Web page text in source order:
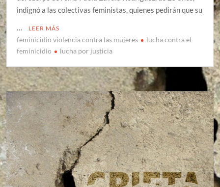
indignó a las colectivas feministas, quienes pedirán que su
…
LEER MÁS
feminicidio violencia contra las mujeres
lucha contra el
feminicidio
lucha por justicia